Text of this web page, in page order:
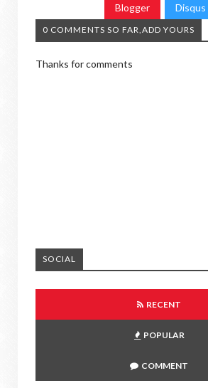
Blogger Disqus
0 COMMENTS SO FAR,ADD YOURS
Thanks for comments
SOCIAL
RECENT
POPULAR
COMMENT